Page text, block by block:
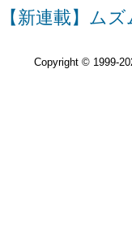
【新連載】ム
Copyright © 1999-